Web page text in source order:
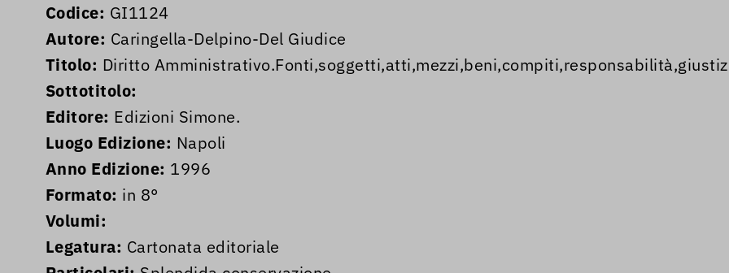
Codice: GI1124
Autore: Caringella-Delpino-Del Giudice
Titolo: Diritto
Sottotitolo:
Editore: Edizioni Simone.
Luogo Edizione: Napoli
Anno Edizione: 1996
Formato: in 8°
Volumi:
Legatura: Cartonata editoriale